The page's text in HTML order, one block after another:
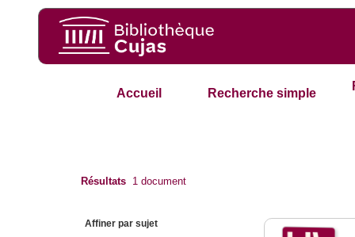
Accueil Recherche simple
Résultats 1 document
Affiner par sujet